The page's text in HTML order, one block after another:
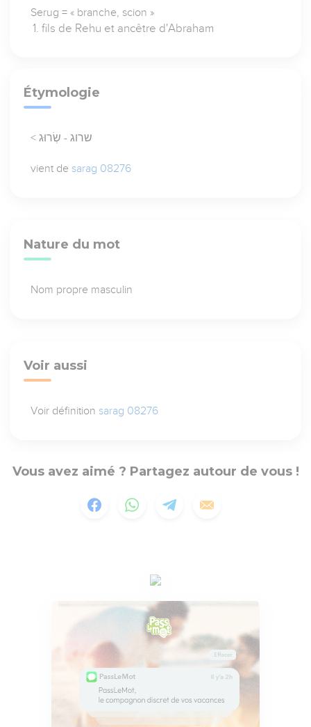
Serug = « branche, scion »
fils de Rehu et ancêtre d'Abraham
Étymologie
< שרוג - שְׂרוּג
vient de sarag 08276
Nature du mot
Nom propre masculin
Voir aussi
Voir définition sarag 08276
Vous avez aimé ? Partagez autour de vous !